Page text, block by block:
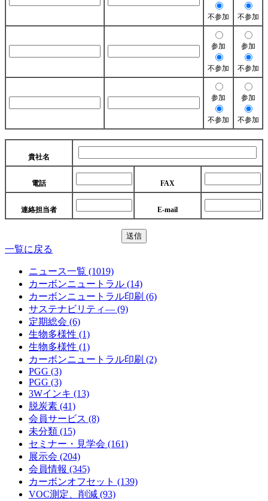
不参加 不参加
参加
不参加
参加
不参加
参加
不参加
参加
不参加
貴社名
電話 FAX
連絡担当者 E-mail
一覧に戻る
ニュース一覧 (1019)
カーボンニュートラル (14)
カーボンニュートラル印刷 (6)
サステナビリティ― (9)
定期総会 (6)
生物多様性 (1)
生物多様性 (1)
カーボンニュートラル印刷 (2)
PGG (3)
PGG (3)
3Wインキ (13)
脱炭素 (41)
会員サービス (8)
未分類 (15)
セミナー・見学会 (161)
展示会 (204)
会員情報 (345)
カーボンオフセット (139)
VOC測定、削減 (93)